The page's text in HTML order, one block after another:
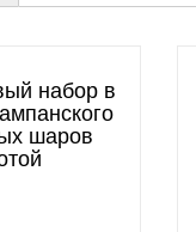
набор в
шаров